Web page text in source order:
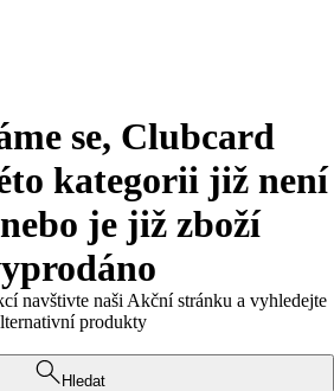
se, Clubcard
kategorii již není
je již zboží
navštivte naši Akční stránku a vyhledejte
produkty
Hledat